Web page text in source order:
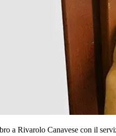
a Rivarolo Canavese con il